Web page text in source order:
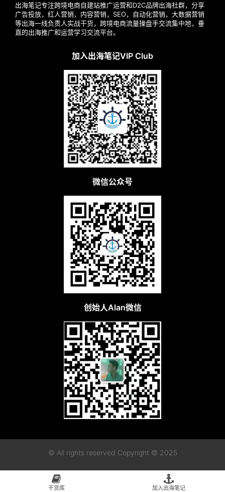
出海笔记专注跨境电商自建站推广运营和D2C品牌出海社群，分享
广告投放，红人营销，内容营销，SEO，自动化营销，大数据营销
等出海一线负责人实战干货，跨境电商流量操盘手交流集中地，垂
直的出海推广和运营学习交流平台。
加入出海笔记VIP Club
微信公众号
创始人Alan微信
© All rights reserved Copyright © 2025
粤ICP备2023115955号-1 粤公网安备44010402003128
干货库 加入出海笔记